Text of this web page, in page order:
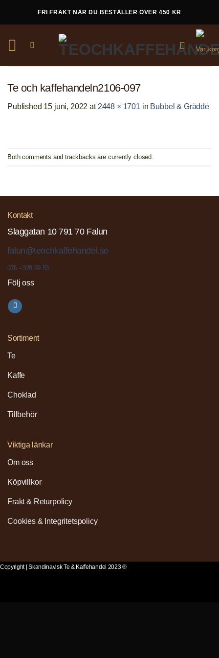
FRI FRAKT NÄR DU BESTÄLLER ÖVER 450 KR
Te och kaffehandeln2106-097
Published 15 juni, 2022 at 2448 × 1701 in Bubbel & Grädde
Both comments and trackbacks are currently closed.
Kontakt
Slaggatan 10 791 70 Falun
falun@teochkaffehandel.se
076 - 328 99 53
Följ oss
Sortiment
Te
Kaffe
Choklad
Tillbehör
Viktiga länkar
Om oss
Köpvillkor
Frakt & Returpolicy
Cookies & Integritetspolicy
Copyright | Skandinavisk Te & Kaffehandel 2023 ®